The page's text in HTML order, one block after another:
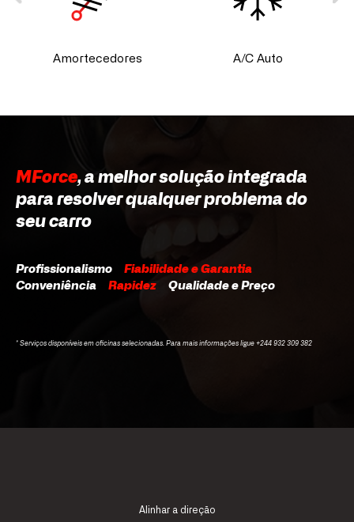
Amortecedores A/C Auto
MForce, a melhor solução integrada
para resolver qualquer problema do
seu carro
Profissionalismo Fiabilidade e Garantia
Conveniência Rapidez Qualidade e Preço
* Serviços disponíveis em oficinas selecionadas. Para mais informações ligue +244 932 309 382
Alinhar a direção